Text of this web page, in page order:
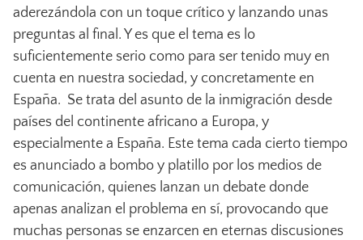
aderezándola con un toque crítico y lanzando unas
preguntas al final. Y es que el tema es lo
suficientemente serio como para ser tenido muy en
cuenta en nuestra sociedad, y concretamente en
España. Se trata del asunto de la inmigración desde
países del continente africano a Europa, y
especialmente a España. Este tema cada cierto tiempo
es anunciado a bombo y platillo por los medios de
comunicación, quienes lanzan un debate donde
apenas analizan el problema en sí, provocando que
muchas personas se enzarcen en eternas discusiones